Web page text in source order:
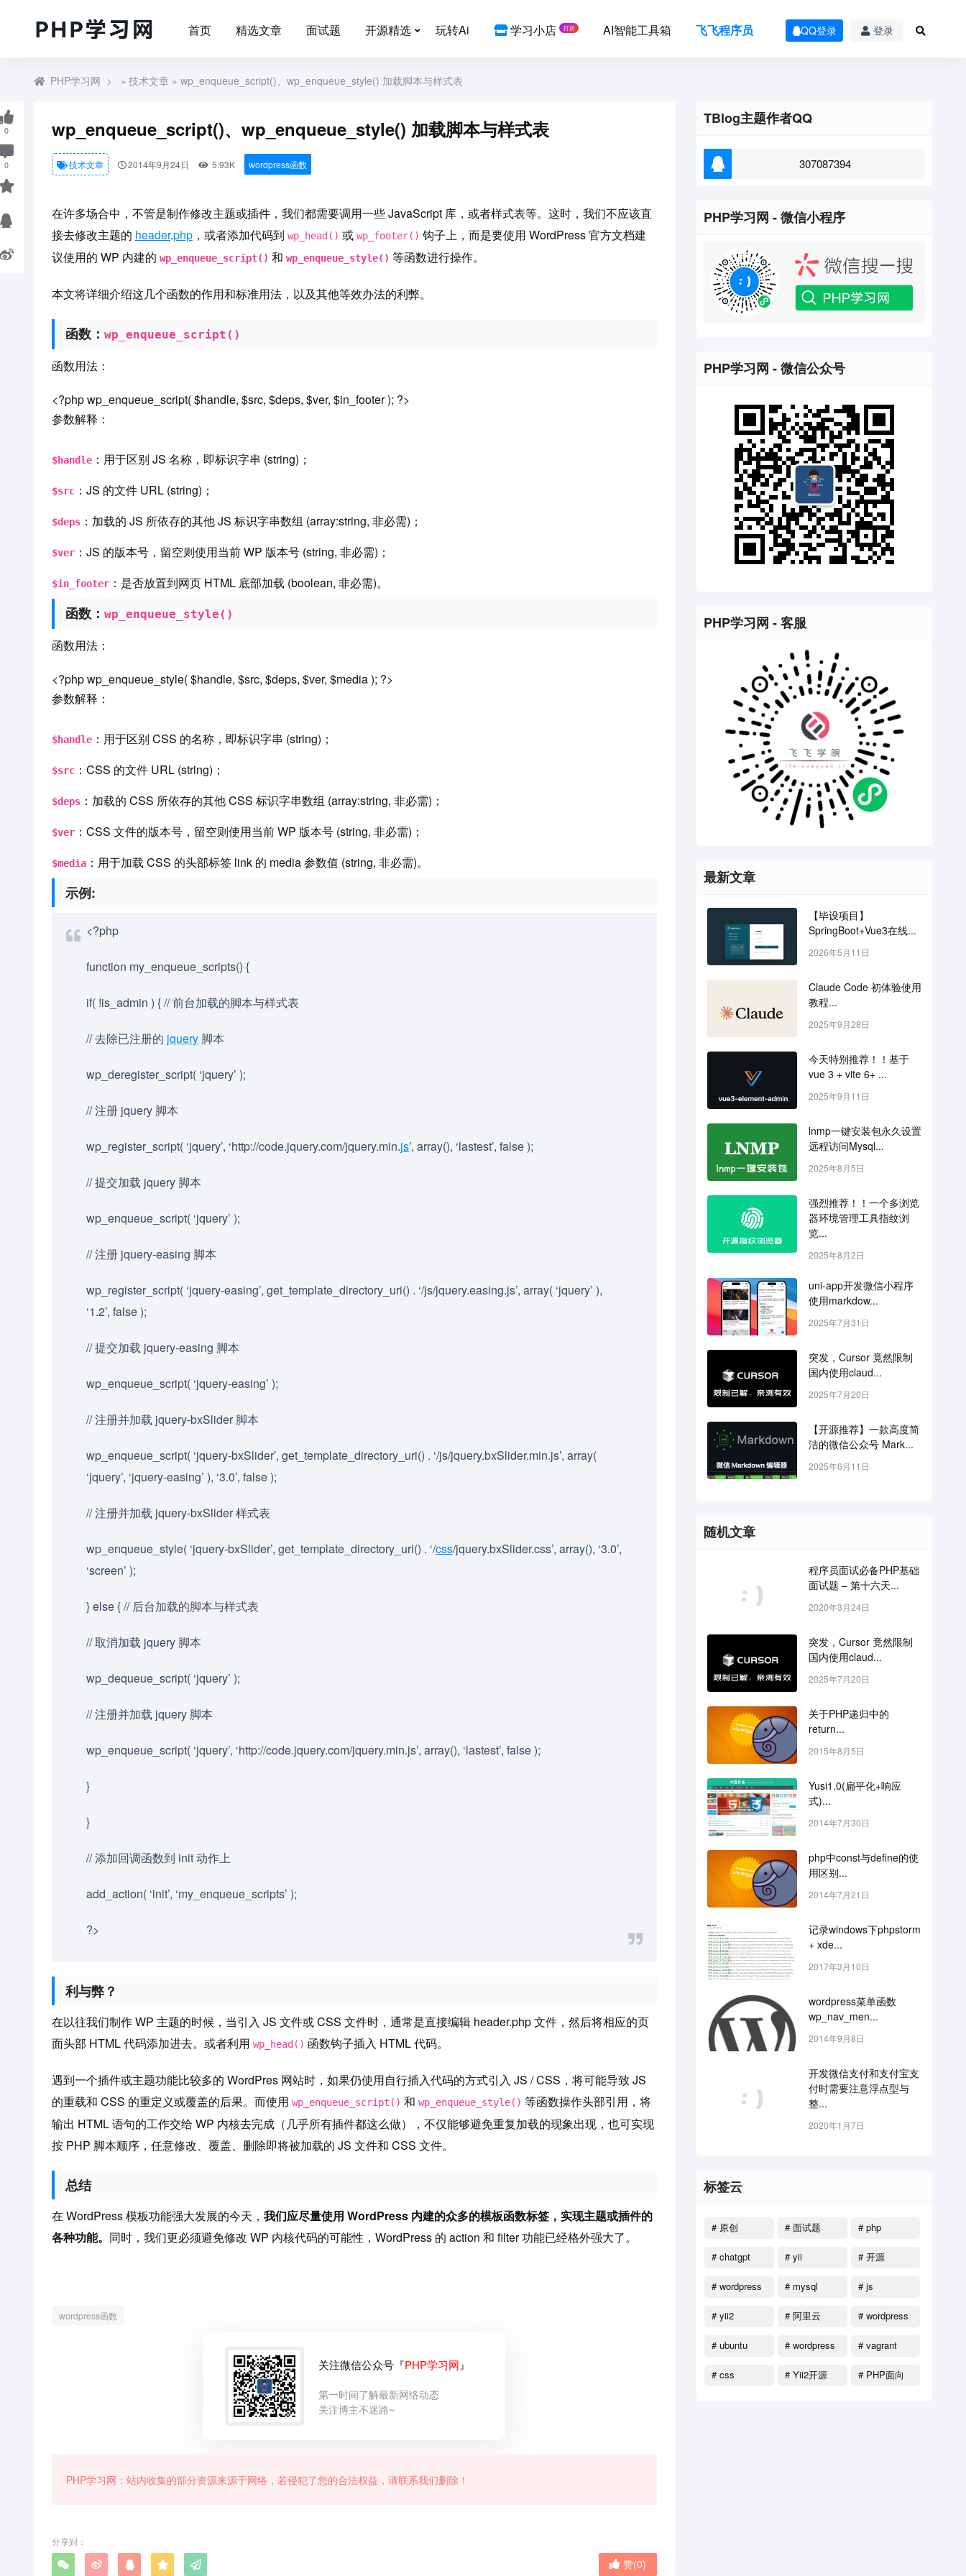
首页 精选文章 面试题 开源精选 玩转Ai 学习小店 打折 AI智能工具箱 飞飞程序员 QQ登录 登录
PHP学习网 » 技术文章 » wp_enqueue_script()、wp_enqueue_style() 加载脚本与样式表
wp_enqueue_script()、wp_enqueue_style() 加载脚本与样式表
技术文章 2014年9月24日 5.93K wordpress函数
在许多场合中，不管是制作修改主题或插件，我们都需要调用一些 JavaScript 库，或者样式表等。这时，我们不应该直
接去修改主题的 header.php ，或者添加代码到 wp_head() 或 wp_footer() 钩子上，而是要使用 WordPress 官方文档建
议使用的 WP 内建的 wp_enqueue_script() 和 wp_enqueue_style() 等函数进行操作。
本文将详细介绍这几个函数的作用和标准用法，以及其他等效办法的利弊。
函数： wp_enqueue_script()
函数用法：
<?php wp_enqueue_script( $handle, $src, $deps, $ver, $in_footer ); ?>
参数解释：
$handle ：用于区别 JS 名称，即标识字串 (string)；
$src ：JS 的文件 URL (string)；
$deps ：加载的 JS 所依存的其他 JS 标识字串数组 (array:string, 非必需)；
$ver ：JS 的版本号，留空则使用当前 WP 版本号 (string, 非必需)；
$in_footer ：是否放置到网页 HTML 底部加载 (boolean, 非必需)。
函数： wp_enqueue_style()
函数用法：
<?php wp_enqueue_style( $handle, $src, $deps, $ver, $media ); ?>
参数解释：
$handle ：用于区别 CSS 的名称，即标识字串 (string)；
$src ：CSS 的文件 URL (string)；
$deps ：加载的 CSS 所依存的其他 CSS 标识字串数组 (array:string, 非必需)；
$ver ：CSS 文件的版本号，留空则使用当前 WP 版本号 (string, 非必需)；
$media ：用于加载 CSS 的头部标签 link 的 media 参数值 (string, 非必需)。
示例:
<?php
function my_enqueue_scripts() {
if( !is_admin ) { // 前台加载的脚本与样式表
// 去除已注册的 jquery 脚本
wp_deregister_script( ‘jquery’ );
// 注册 jquery 脚本
wp_register_script( ‘jquery’, ‘http://code.jquery.com/jquery.min.js’, array(), ‘lastest’, false );
// 提交加载 jquery 脚本
wp_enqueue_script( ‘jquery’ );
// 注册 jquery-easing 脚本
wp_register_script( ‘jquery-easing’, get_template_directory_uri() . ‘/js/jquery.easing.js’, array( ‘jquery’ ),
‘1.2’, false );
// 提交加载 jquery-easing 脚本
wp_enqueue_script( ‘jquery-easing’ );
// 注册并加载 jquery-bxSlider 脚本
wp_enqueue_script( ‘jquery-bxSlider’, get_template_directory_uri() . ‘/js/jquery.bxSlider.min.js’, array(
‘jquery’, ‘jquery-easing’ ), ‘3.0’, false );
// 注册并加载 jquery-bxSlider 样式表
wp_enqueue_style( ‘jquery-bxSlider’, get_template_directory_uri() . ‘/css/jquery.bxSlider.css’, array(), ‘3.0’,
‘screen’ );
} else { // 后台加载的脚本与样式表
// 取消加载 jquery 脚本
wp_dequeue_script( ‘jquery’ );
// 注册并加载 jquery 脚本
wp_enqueue_script( ‘jquery’, ‘http://code.jquery.com/jquery.min.js’, array(), ‘lastest’, false );
}
}
// 添加回调函数到 init 动作上
add_action( ‘init’, ‘my_enqueue_scripts’ );
?>
利与弊？
在以往我们制作 WP 主题的时候，当引入 JS 文件或 CSS 文件时，通常是直接编辑 header.php 文件，然后将相应的页
面头部 HTML 代码添加进去。或者利用 wp_head() 函数钩子插入 HTML 代码。
遇到一个插件或主题功能比较多的 WordPres 网站时，如果仍使用自行插入代码的方式引入 JS / CSS，将可能导致 JS
的重载和 CSS 的重定义或覆盖的后果。而使用 wp_enqueue_script() 和 wp_enqueue_style() 等函数操作头部引用，将
输出 HTML 语句的工作交给 WP 内核去完成（几乎所有插件都这么做），不仅能够避免重复加载的现象出现，也可实现
按 PHP 脚本顺序，任意修改、覆盖、删除即将被加载的 JS 文件和 CSS 文件。
总结
在 WordPress 模板功能强大发展的今天， 我们应尽量使用 WordPress 内建的众多的模板函数标签，实现主题或插件的
各种功能。 同时，我们更必须避免修改 WP 内核代码的可能性，WordPress 的 action 和 filter 功能已经格外强大了。
wordpress函数
关注微信公众号『PHP学习网 』
第一时间了解最新网络动态
关注博主不迷路~
PHP学习网：站内收集的部分资源来源于网络，若侵犯了您的合法权益，请联系我们删除！
分享到：
赞(0)
TBlog主题作者QQ
307087394
PHP学习网 - 微信小程序
PHP学习网 - 微信公众号
PHP学习网 - 客服
最新文章
【毕设项目】
SpringBoot+Vue3在线...
2026年5月11日
Claude Code 初体验使用
教程...
2025年9月28日
今天特别推荐！！基于
vue 3 + vite 6+ ...
2025年9月11日
lnmp一键安装包永久设置
远程访问Mysql...
2025年8月5日
强烈推荐！！一个多浏览
器环境管理工具指纹浏
览...
2025年8月2日
uni-app开发微信小程序
使用markdow...
2025年7月31日
突发，Cursor 竟然限制
国内使用claud...
2025年7月20日
【开源推荐】一款高度简
洁的微信公众号 Mark...
2025年6月11日
随机文章
程序员面试必备PHP基础
面试题 – 第十六天...
2020年3月24日
突发，Cursor 竟然限制
国内使用claud...
2025年7月20日
关于PHP递归中的
return...
2015年8月5日
Yusi1.0(扁平化+响应
式)...
2014年7月30日
php中const与define的使
用区别...
2014年7月21日
记录windows下phpstorm
+ xde...
2017年3月10日
wordpress菜单函数
wp_nav_men...
2014年9月8日
开发微信支付和支付宝支
付时需要注意浮点型与
整...
2020年1月7日
标签云
# 原创 # 面试题 # php
# chatgpt # yii # 开源
# wordpress
# mysql # js
# yii2 # 阿里云
# wordpress
# ubuntu
# wordpress
# vagrant
# css # Yii2开源
# PHP面向
0
0